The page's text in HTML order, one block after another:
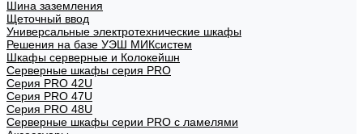
Шина заземления
Щеточный ввод
Универсальные электротехнические шкафы
Решения на базе УЭШ МИКсистем
Шкафы серверные и Колокейшн
Серверные шкафы серия PRO
Серия PRO 42U
Серия PRO 47U
Серия PRO 48U
Серверные шкафы серии PRO с ламелями